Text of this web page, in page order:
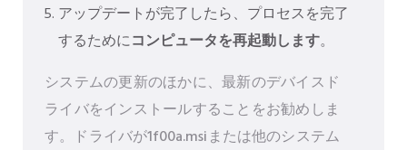
アップデートが完了したら、プロセスを完了
するためにコンピュータを再起動します。
システムの更新のほかに、最新のデバイスド
ライバをインストールすることをお勧めしま
す。ドライバが1f00a.msiまたは他のシステム